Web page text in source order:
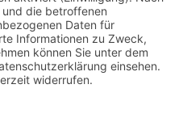
und Erfahrungen zu
S&P freie Solarmakler GmbH
GUT